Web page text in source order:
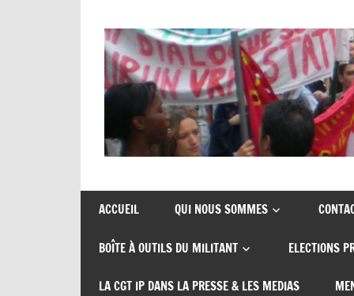
content
CGT
insertion
probation
de
syndicats
insertion
ACCUEIL QUI NOUS SOMMES
BOÎTE À OUTILS DU MILITANT ELECTIONS
LA CGT IP DANS LA PRESSE & LES MEDIAS